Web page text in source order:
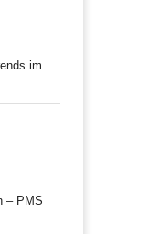
im
– PMS